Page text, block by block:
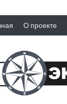
О проекте